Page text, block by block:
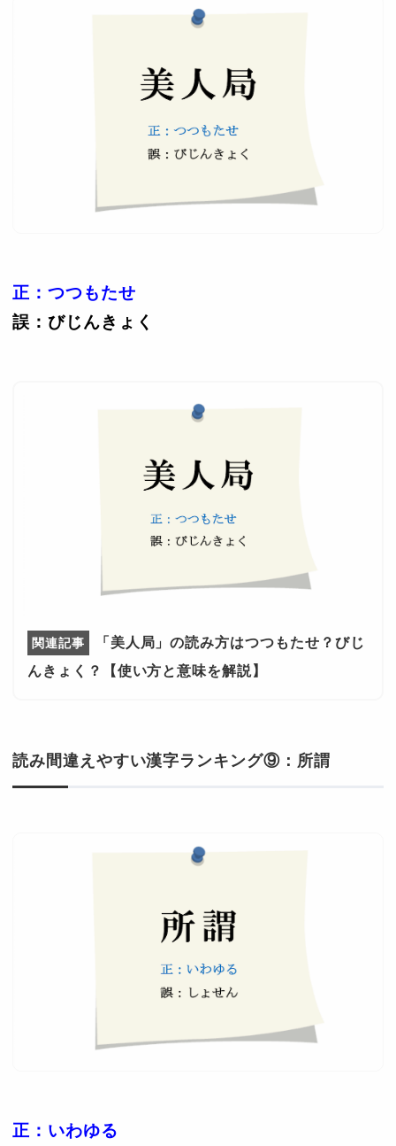
正：つつもたせ
誤：びじんきょく
「美人局」の読み方はつつもたせ？びじ
んきょく？【使い方と意味を解説】
読み間違えやすい漢字ランキング⑨：所謂
正：いわゆる